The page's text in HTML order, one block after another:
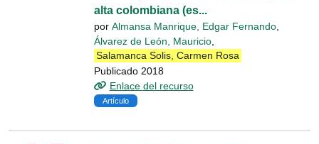
alta colombiana (es...
por Almansa Manrique, Edgar Fernando
Álvarez de León, Mauricio
Salamanca Solis, Carmen Rosa
Publicado 2018
Enlace del recurso
Artículo